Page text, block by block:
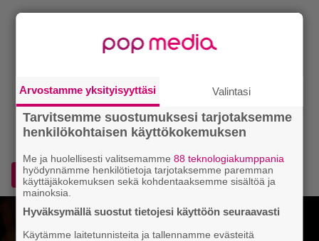
Lisää Voice.fi Googlen ensisijaiseksi lähteeksi
Arvostamme yksityisyyttäsi Valintasi
Tarvitsemme suostumuksesi tarjotaksemme
henkilökohtaisen käyttökokemuksen
Me ja huolellisesti valitsemamme88 teknologiakumppania
hyödynnämme henkilötietoja tarjotaksemme paremman
käyttäjäkokemuksen sekä kohdentaaksemme sisältöä ja
mainoksia.
Hyväksymällä suostut tietojesi käyttöön seuraavasti
Käytämme laitetunnisteita ja tallennamme evästeitä